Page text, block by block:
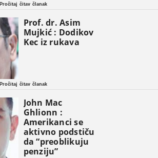
Pročitaj čitav članak
Prof. dr. Asim
Mujkić : Dodikov
Kec iz rukava
Pročitaj čitav članak
John Mac
Ghlionn :
Amerikanci se
aktivno podstiču
da “preoblikuju
penziju”